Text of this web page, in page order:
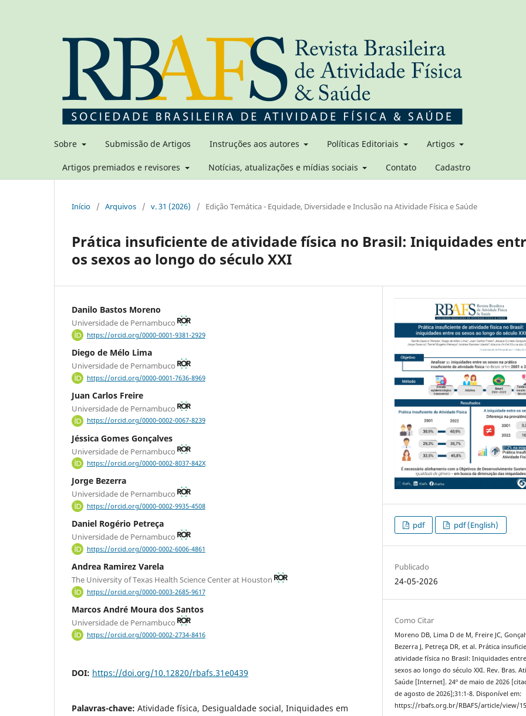
Sobre Submissão de Artigos Instruções aos autores Políticas Editoriais Artigos
Artigos premiados e revisores Notícias, atualizações e mídias sociais Contato Cadastro
Início / Arquivos / v. 31 (2026) / Edição Temática - Equidade, Diversidade e Inclusão na Atividade Física e Saúde
Prática insuficiente de atividade física no Brasil: Iniquidades
os sexos ao longo do século XXI
Danilo Bastos Moreno
Universidade de Pernambuco
https://orcid.org/0000-0001-9381-2929
Diego de Mélo Lima
Universidade de Pernambuco
https://orcid.org/0000-0001-7636-8969
Juan Carlos Freire
Universidade de Pernambuco
https://orcid.org/0000-0002-0067-8239
Jéssica Gomes Gonçalves
Universidade de Pernambuco
https://orcid.org/0000-0002-8037-842X
Jorge Bezerra
Universidade de Pernambuco
https://orcid.org/0000-0002-9935-4508
Daniel Rogério Petreça
Universidade de Pernambuco
https://orcid.org/0000-0002-6006-4861
Andrea Ramirez Varela
The University of Texas Health Science Center at Houston
https://orcid.org/0000-0003-2685-9617
Marcos André Moura dos Santos
Universidade de Pernambuco
https://orcid.org/0000-0002-2734-8416
DOI: https://doi.org/10.12820/rbafs.31e0439
Palavras-chave: Atividade física, Desigualdade social, Iniquidades em
pdf pdf (English)
Publicado
24-05-2026
Como Citar
Moreno DB, Lima D de M, Freire JC,
Bezerra J, Petreça DR, et al. Prática
atividade física no Brasil: Iniquidades
sexos ao longo do século XXI. Rev. Bras.
Saúde [Internet]. 24º de maio de 2026
de agosto de 2026];31:1-8. Disponível em:
https://rbafs.org.br/RBAFS/article/view/